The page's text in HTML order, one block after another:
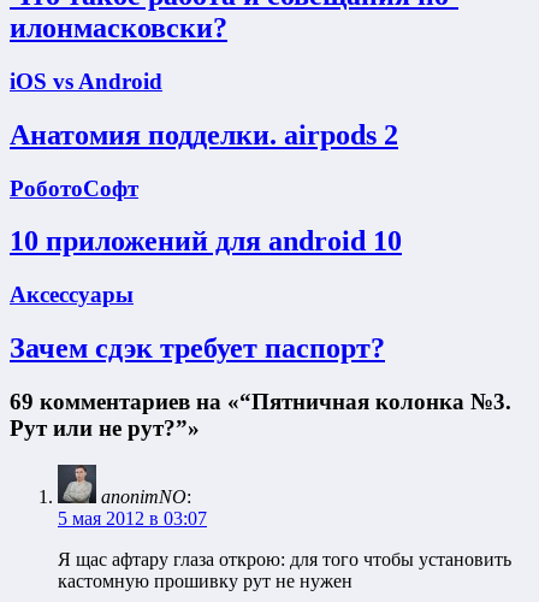
илонмасковски?
iOS vs Android
Анатомия подделки. airpods 2
РоботоСофт
10 приложений для android 10
Аксессуары
Зачем сдэк требует паспорт?
69 комментариев на «“Пятничная колонка №3.
Рут или не рут?”»
anonimNO:
5 мая 2012 в 03:07
Я щас афтару глаза открою: для того чтобы установить
кастомную прошивку рут не нужен